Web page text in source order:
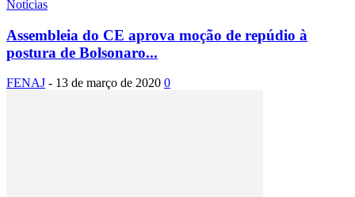
Notícias
Assembleia do CE aprova moção de repúdio à
postura de Bolsonaro...
FENAJ - 13 de março de 2020 0